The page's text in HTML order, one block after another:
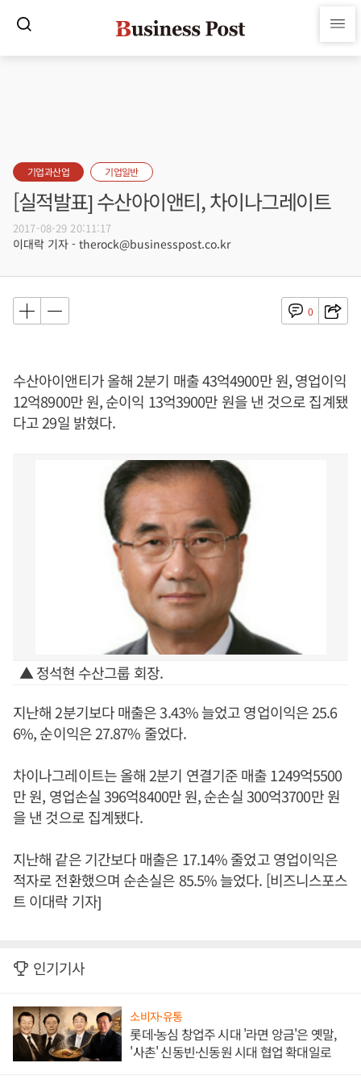
기업과산업 기업일반
[실적발표] 수산아이앤티, 차이나그레이트
2017-08-29 20:11:17
이대락 기자 - therock@businesspost.co.kr
0
수산아이앤티가 올해 2분기 매출 43억4900만 원, 영업이익
12억8900만 원, 순이익 13억3900만 원을 낸 것으로 집계됐
다고 29일 밝혔다.
▲ 정석현 수산그룹 회장.
지난해 2분기보다 매출은 3.43% 늘었고 영업이익은 25.6
6%, 순이익은 27.87% 줄었다.
차이나그레이트는 올해 2분기 연결기준 매출 1249억5500
만 원, 영업손실 396억8400만 원, 순손실 300억3700만 원
을 낸 것으로 집계됐다.
지난해 같은 기간보다 매출은 17.14% 줄었고 영업이익은
적자로 전환했으며 순손실은 85.5% 늘었다. [비즈니스포스
트 이대락 기자]
인기기사
소비자·유통
롯데·농심 창업주 시대 '라면 앙금'은 옛말,
'사촌' 신동빈·신동원 시대 협업 확대일로